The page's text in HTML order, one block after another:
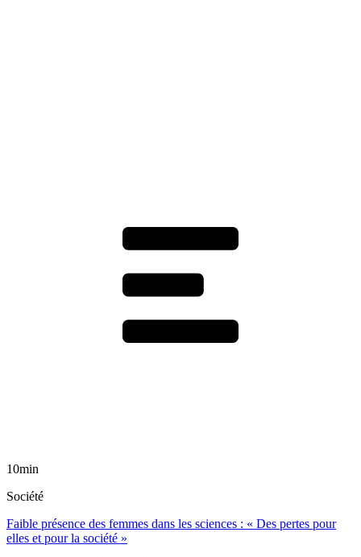
10min
Société
Faible présence des femmes dans les sciences : « Des pertes pour
elles et pour la société »